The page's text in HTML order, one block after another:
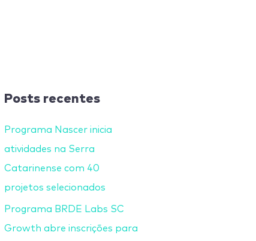
Posts recentes
Programa Nascer inicia
atividades na Serra
Catarinense com 40
projetos selecionados
Programa BRDE Labs SC
Growth abre inscrições para